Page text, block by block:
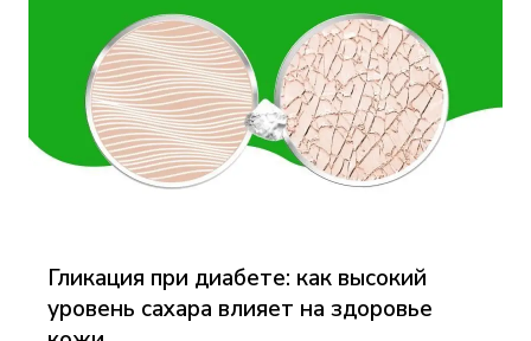
Гликация при диабете: как высокий
уровень сахара влияет на здоровье